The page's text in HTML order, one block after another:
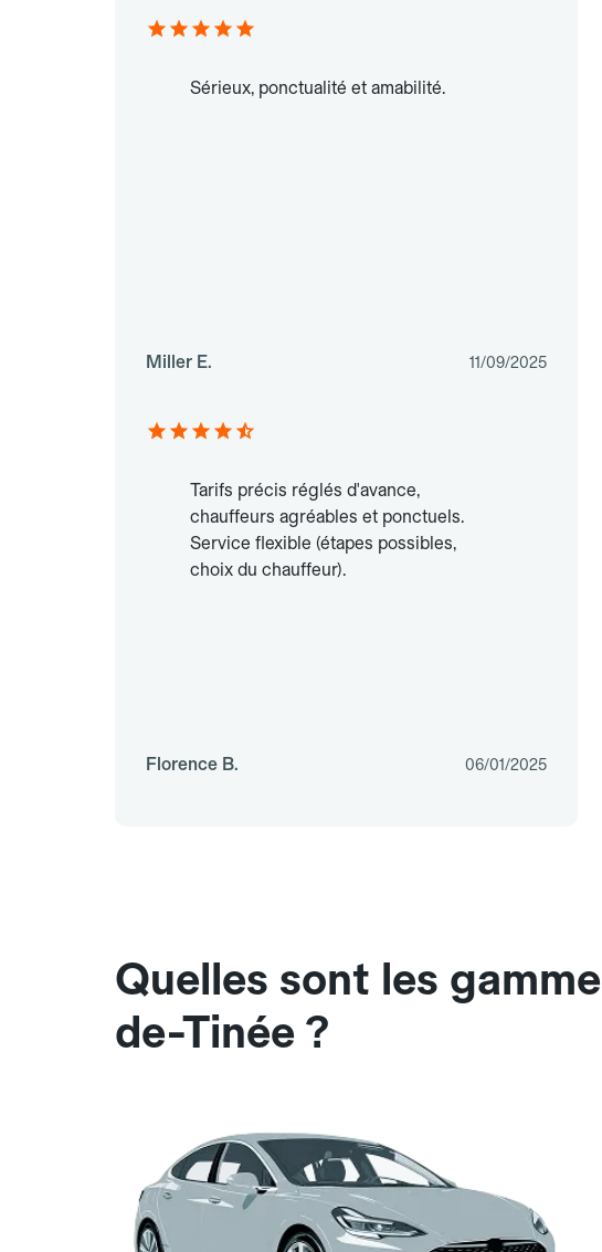
Sérieux, ponctualité et amabilité.
Miller E. 11/09/2025
Tarifs précis réglés d'avance,
chauffeurs agréables et ponctuels.
Service flexible (étapes possibles,
choix du chauffeur).
Florence B. 06/01/2025
Quelles sont les
de-Tinée ?